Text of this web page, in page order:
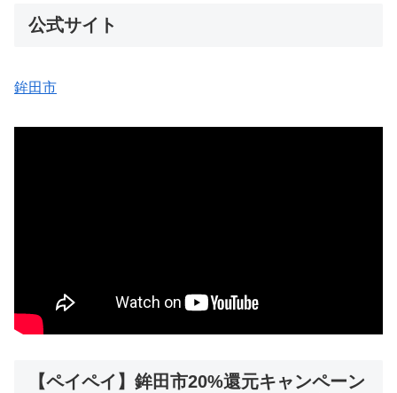
公式サイト
鉾田市
【ペイペイ】鉾田市20%還元キャンペーン